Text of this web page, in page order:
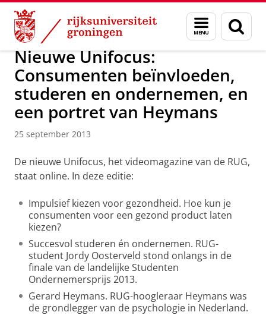
Skip
Content
Skip
Navigation
Menu
en
zoeken
Over ons Actueel Nieuws Nieuwsberichten
Nieuwe Unifocus:
Consumenten beïnvloeden,
studeren en ondernemen, en
een portret van Heymans
25 september 2013
De nieuwe Unifocus, het videomagazine van de RUG,
staat online. In deze editie:
Impulsief kiezen voor gezondheid. Hoe kun je
consumenten voor een gezond product laten
kiezen?
Succesvol studeren én ondernemen. RUG-
student Jordy Oosterveld stond onlangs in de
finale van de landelijke Studenten
Ondernemersprijs 2013.
Gerard Heymans. RUG-hoogleraar Heymans was
de grondlegger van de psychologie in Nederland.